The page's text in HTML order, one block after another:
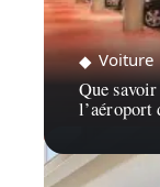
Voiture
Que
l’aéroport